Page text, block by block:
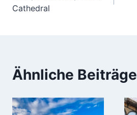
Cathedral
Ähnliche Beiträge